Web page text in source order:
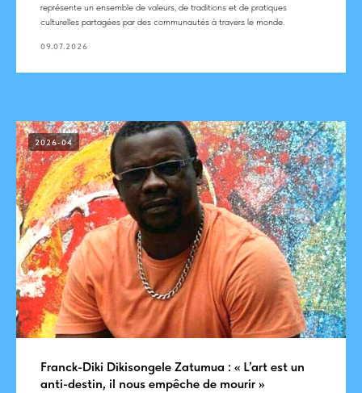
représente un ensemble de valeurs, de traditions et de pratiques
culturelles partagées par des communautés à travers le monde.
09.07.2026
2026-04
Franck-Diki Dikisongele Zatumua : « L’art est un
anti-destin, il nous empêche de mourir »